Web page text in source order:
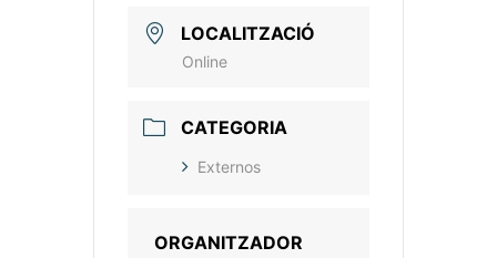
LOCALITZACIÓ
Online
CATEGORIA
Externos
ORGANITZADOR